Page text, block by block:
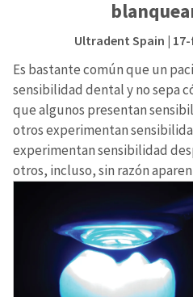
Ultradent Spain |
Es bastante común que un
sensibilidad dental y no sepa
que algunos presentan
otros experimentan
experimentan sensibilidad
otros, incluso, sin razón